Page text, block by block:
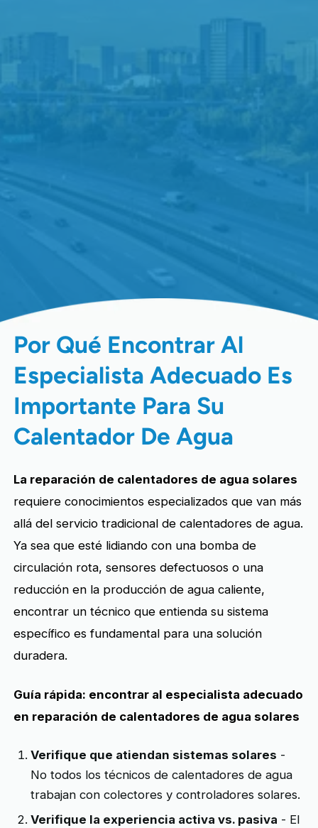
Por Qué Encontrar Al
Especialista Adecuado Es
Importante Para Su
Calentador De Agua
La reparación de calentadores de agua solares
requiere conocimientos especializados que van más
allá del servicio tradicional de calentadores de agua.
Ya sea que esté lidiando con una bomba de
circulación rota, sensores defectuosos o una
reducción en la producción de agua caliente,
encontrar un técnico que entienda su sistema
específico es fundamental para una solución
duradera.
Guía rápida: encontrar al especialista adecuado
en reparación de calentadores de agua solares
Verifique que atiendan sistemas solares -
No todos los técnicos de calentadores de agua
trabajan con colectores y controladores solares.
Verifique la experiencia activa vs. pasiva - El